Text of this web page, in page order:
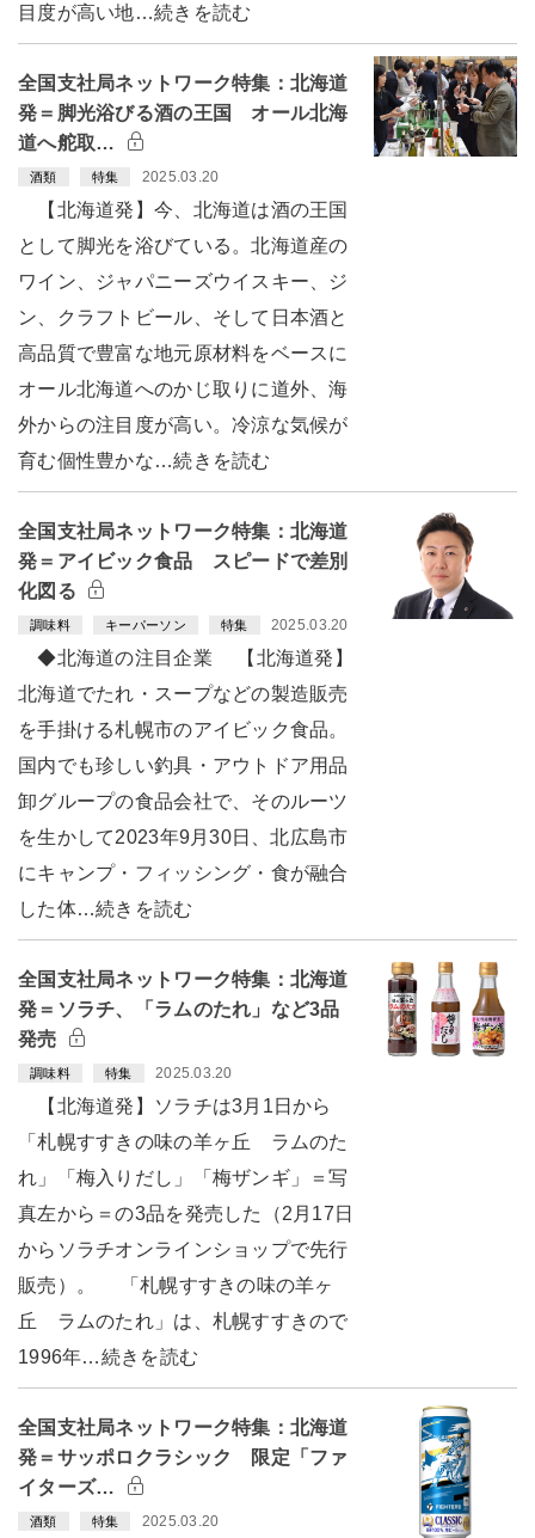
目度が高い地…続きを読む
全国支社局ネットワーク特集：北海道
発＝脚光浴びる酒の王国 オール北海
道へ舵取…
酒類 特集 2025.03.20
【北海道発】今、北海道は酒の王国
として脚光を浴びている。北海道産の
ワイン、ジャパニーズウイスキー、ジ
ン、クラフトビール、そして日本酒と
高品質で豊富な地元原材料をベースに
オール北海道へのかじ取りに道外、海
外からの注目度が高い。冷涼な気候が
育む個性豊かな…続きを読む
全国支社局ネットワーク特集：北海道
発＝アイビック食品 スピードで差別
化図る
調味料 キーパーソン 特集 2025.03.20
◆北海道の注目企業 【北海道発】
北海道でたれ・スープなどの製造販売
を手掛ける札幌市のアイビック食品。
国内でも珍しい釣具・アウトドア用品
卸グループの食品会社で、そのルーツ
を生かして2023年9月30日、北広島市
にキャンプ・フィッシング・食が融合
した体…続きを読む
全国支社局ネットワーク特集：北海道
発＝ソラチ、「ラムのたれ」など3品
発売
調味料 特集 2025.03.20
【北海道発】ソラチは3月1日から
「札幌すすきの味の羊ヶ丘 ラムのた
れ」「梅入りだし」「梅ザンギ」＝写
真左から＝の3品を発売した（2月17日
からソラチオンラインショップで先行
販売）。 「札幌すすきの味の羊ヶ
丘 ラムのたれ」は、札幌すすきので
1996年…続きを読む
全国支社局ネットワーク特集：北海道
発＝サッポロクラシック 限定「ファ
イターズ…
酒類 特集 2025.03.20